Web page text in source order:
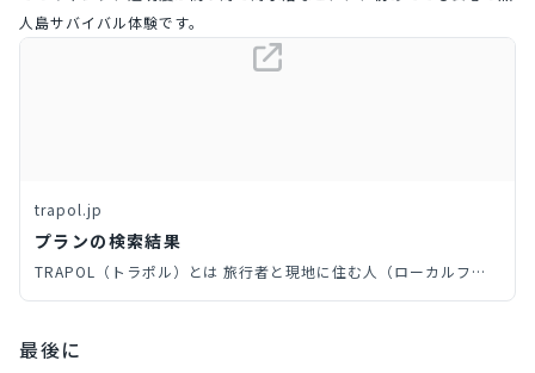
人島サバイバル体験です。
trapol.jp
プランの検索結果
TRAPOL（トラポル）とは 旅行者と現地に住む人（ローカルフレ
ンド）を繋げ、友達と交流しているような感覚で、「現地の暮らし
だけのオリジナルな体験、ローカルでユニークな場所へ訪れてみま
最後に